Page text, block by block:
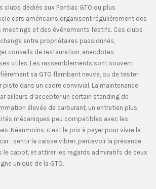
clubs dédiés aux Pontiac GTO ou plus
cars américains organisent régulièrement des
meetings et des événements festifs. Ces clubs
entre propriétaires passionnés,
conseils de restauration, anecdotes
utiles. Les rassemblements sont souvent
sa GTO flambant neuve, ou de tester
dans un cadre convivial. La maintenance
ailleurs d’accepter un certain standing de
élevée de carburant, un entretien plus
mécaniques peu compatibles avec les
Néanmoins, c’est le prix à payer pour vivre la
: sentir la caisse vibrer, percevoir la présence
le capot, et attirer les regards admiratifs de ceux
unique de la GTO.